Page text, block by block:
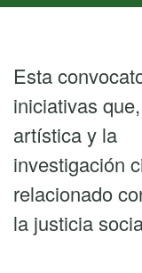
Esta
iniciativas
artística y la
investigación
relacionado
la justicia